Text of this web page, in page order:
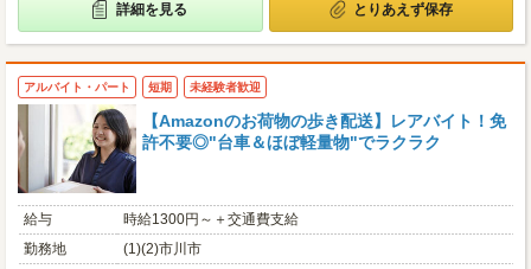
詳細を見る とりあえず保存
アルバイト・パート 短期 未経験者歓迎
【Amazonのお荷物の歩き配送】レアバイト！免
許不要◎"台車＆ほぼ軽量物"でラクラク
給与
時給1300円～＋交通費支給
勤務地
(1)(2)市川市